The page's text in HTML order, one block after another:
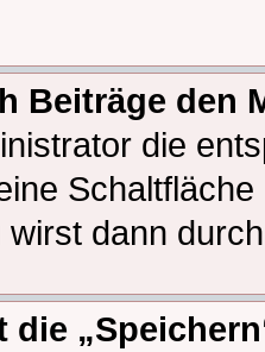
Beiträge den
die
dann
die